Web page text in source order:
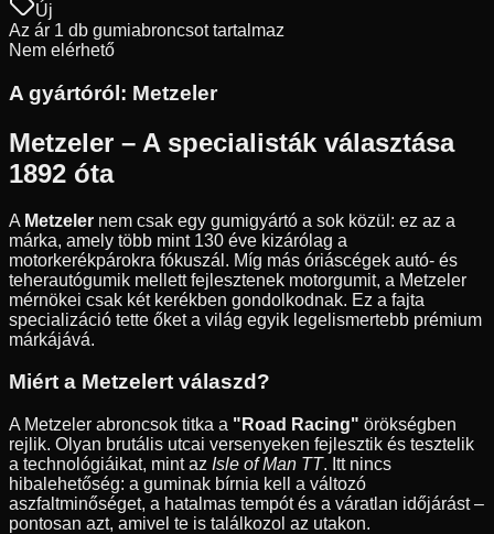
Új
Az ár 1 db gumiabroncsot tartalmaz
Nem elérhető
A gyártóról: Metzeler
Metzeler – A specialisták választása
1892 óta
A Metzeler nem csak egy gumigyártó a sok közül: ez az a
márka, amely több mint 130 éve kizárólag a
motorkerékpárokra fókuszál. Míg más óriáscégek autó- és
teherautógumik mellett fejlesztenek motorgumit, a Metzeler
mérnökei csak két kerékben gondolkodnak. Ez a fajta
specializáció tette őket a világ egyik legelismertebb prémium
márkájává.
Miért a Metzelert válaszd?
A Metzeler abroncsok titka a "Road Racing" örökségben
rejlik. Olyan brutális utcai versenyeken fejlesztik és tesztelik
a technológiáikat, mint az Isle of Man TT. Itt nincs
hibalehetőség: a guminak bírnia kell a változó
aszfaltminőséget, a hatalmas tempót és a váratlan időjárást –
pontosan azt, amivel te is találkozol az utakon.